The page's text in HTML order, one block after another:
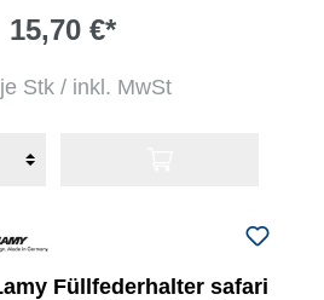
15,70 €*
je Stk / inkl. MwSt
Füllfederhalter safari